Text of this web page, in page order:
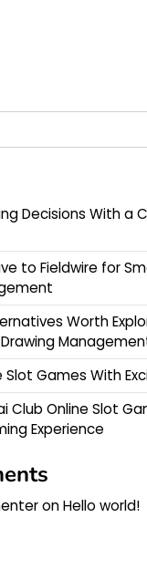
Decisions With a
to Fieldwire for
Worth
Slot Games With
Club Online Slot
Experience
onHello world!